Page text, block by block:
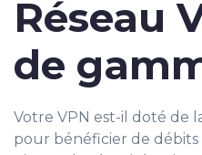
Réseau
de
Votre VPN est-il doté de
pour bénéficier de